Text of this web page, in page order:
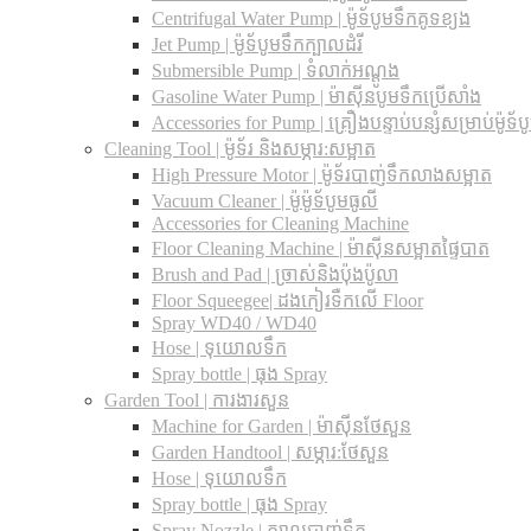
Centrifugal Water Pump | ម៉ូទ័បូមទឹកគូទខ្យង
Jet Pump | ម៉ូទ័បូមទឹកក្បាលដំរី
Submersible Pump | ទំលាក់អណ្តូង
Gasoline Water Pump | ម៉ាស៊ីនបូមទឹកប្រើសាំង
Accessories for Pump | គ្រឿងបន្ទាប់បន្សំសម្រាប់ម៉ូទ័
Cleaning Tool | ម៉ូទ័រ និងសម្ភារ:សម្អាត
High Pressure Motor | ម៉ូទ័របាញ់ទឹកលាងសម្អាត
Vacuum Cleaner | ម៉ូម៉ូទ័បូមធូលី
Accessories for Cleaning Machine
Floor Cleaning Machine | ម៉ាស៊ីនសម្អាតផ្ទៃបាត
Brush and Pad | ច្រាស់និងប៉ុងប៉ូលា
Floor Squeegee| ដងកៀរទឺកលើ Floor
Spray WD40 / WD40
Hose | ទុយោលទឹក
Spray bottle | ធុង Spray
Garden Tool | ការងារសួន
Machine for Garden | ម៉ាស៊ីនថែសួន
Garden Handtool | សម្ភារ:ថែសួន
Hose | ទុយោលទឹក
Spray bottle | ធុង Spray